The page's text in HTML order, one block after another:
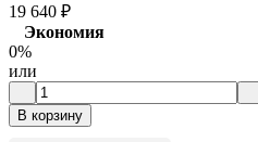
19 640 ₽
Экономия
0%
или
В корзину